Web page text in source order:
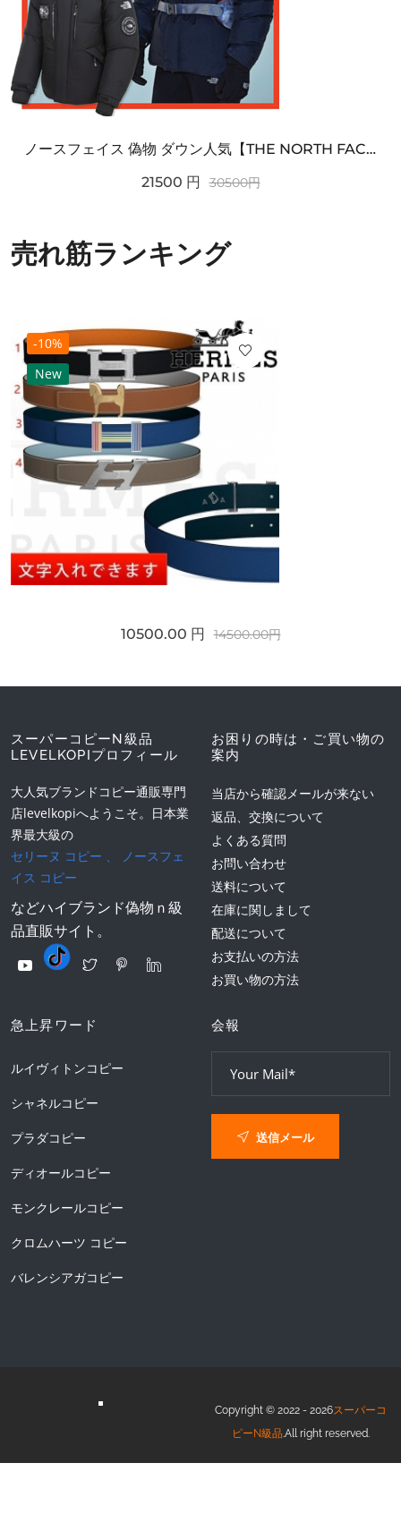
ノースフェイス 偽物 ダウン人気【THE NORTH FACE】M'S 7 SUMMIT HIM...
21500 円 30500円
売れ筋ランキング
-10%
New
10500.00 円 14500.00円
スーパーコピーN級品
LEVELKOPIプロフィール
大人気ブランドコピー通販専門
店levelkopiへようこそ。日本業
界最大級の
セリーヌ コピー 、
ノースフェ
イス コピー
などハイブランド偽物ｎ級
品直販サイト。
お困りの時は・ご買い物の
案内
当店から確認メールが来ない
返品、交換について
よくある質問
お問い合わせ
送料について
在庫に関しまして
配送について
お支払いの方法
お買い物の方法
急上昇ワード
ルイヴィトンコピー
シャネルコピー
プラダコピー
ディオールコピー
モンクレールコピー
クロムハーツ コピー
バレンシアガコピー
会報
送信メール
Copyright © 2022 - 2026スーパーコ
ピーN級品.All right reserved.